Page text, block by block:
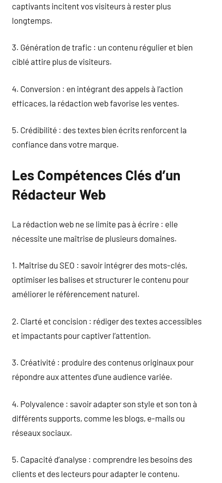
captivants incitent vos visiteurs à rester plus
longtemps.
3. Génération de trafic : un contenu régulier et bien
ciblé attire plus de visiteurs.
4. Conversion : en intégrant des appels à l’action
efficaces, la rédaction web favorise les ventes.
5. Crédibilité : des textes bien écrits renforcent la
confiance dans votre marque.
Les Compétences Clés d’un
Rédacteur Web
La rédaction web ne se limite pas à écrire : elle
nécessite une maîtrise de plusieurs domaines.
1. Maîtrise du SEO : savoir intégrer des mots-clés,
optimiser les balises et structurer le contenu pour
améliorer le référencement naturel.
2. Clarté et concision : rédiger des textes accessibles
et impactants pour captiver l’attention.
3. Créativité : produire des contenus originaux pour
répondre aux attentes d’une audience variée.
4. Polyvalence : savoir adapter son style et son ton à
différents supports, comme les blogs, e-mails ou
réseaux sociaux.
5. Capacité d’analyse : comprendre les besoins des
clients et des lecteurs pour adapter le contenu.